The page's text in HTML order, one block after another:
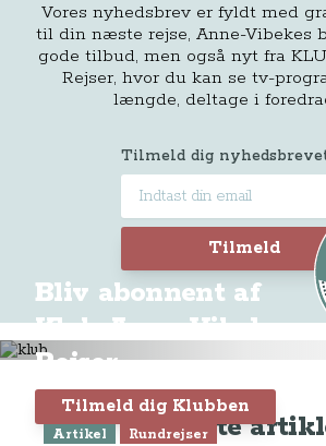
Vores nyhedsbrev er fyldt med
til din næste rejse, Anne-Vibekes
gode tilbud, men også nyt fra
Rejser, hvor du kan se tv-
længde, deltage i
Tilmeld dig
Tilmeld
Bliv abonnent af
Klub Anne-Vibeke
Rejser
Tilmeld dig Klubben
Seneste
Artikel Rundrejser